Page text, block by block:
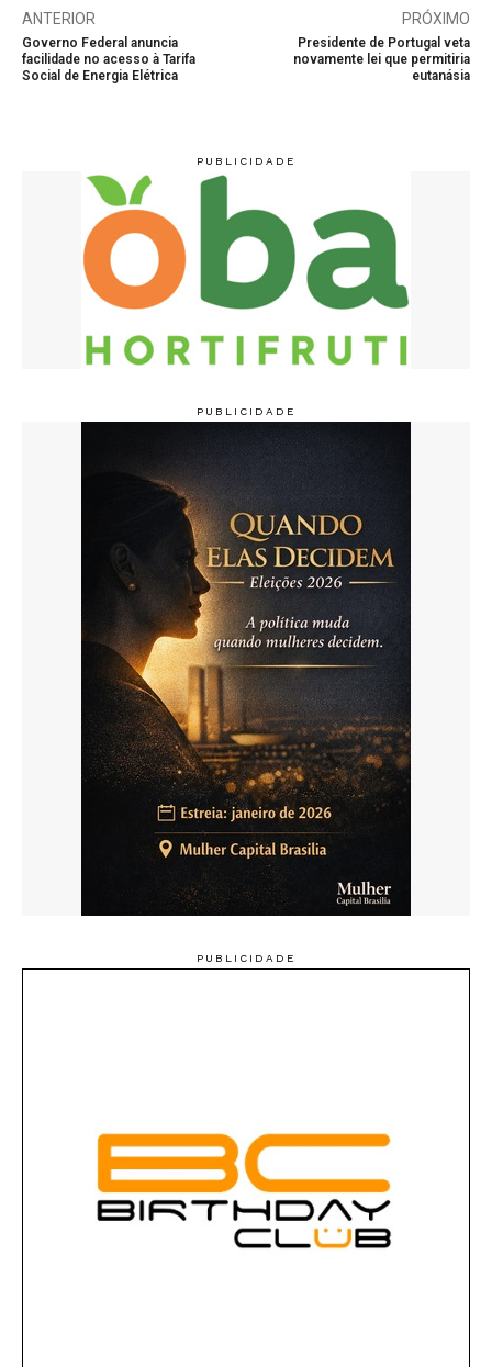
ANTERIOR
Governo Federal anuncia
facilidade no acesso à Tarifa
Social de Energia Elétrica
PRÓXIMO
Presidente de Portugal veta
novamente lei que permitiria
eutanásia